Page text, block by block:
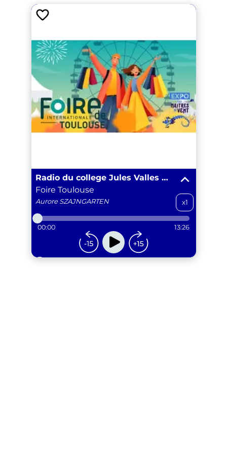
Radio du college Jules Valles Promo 2025-2026
Foire Toulouse
Aurore SZAJNGARTEN x1
00:00 13:26
...